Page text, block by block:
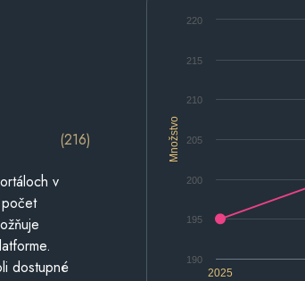
Množstvo
2025
190
195
200
205
210
215
220
(216)
v
dostupné